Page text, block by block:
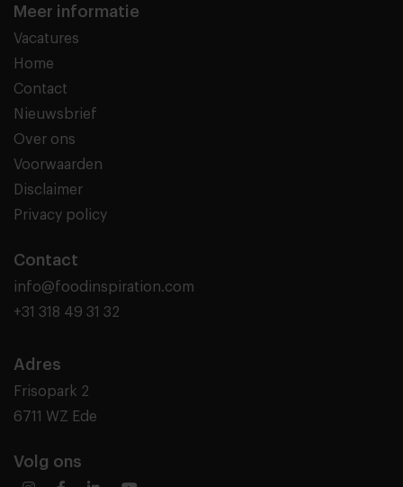
Meer informatie
Vacatures
Home
Contact
Nieuwsbrief
Over ons
Voorwaarden
Disclaimer
Privacy policy
Contact
info@foodinspiration.com
+31 318 49 31 32
Adres
Frisopark 2
6711 WZ Ede
Volg ons